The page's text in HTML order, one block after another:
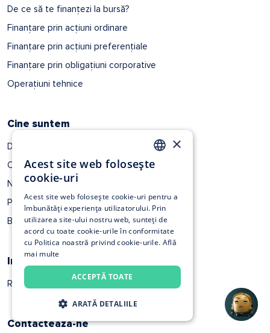
De ce să te finanțezi la bursă?
Finanțare prin acțiuni ordinare
Finanțare prin acțiuni preferențiale
Finanțare prin obligațiuni corporative
Operațiuni tehnice
Cine suntem
Despre noi
Cariere
Noutăți
Press Room
Blog
Info legale
Reglementări legale
Contacteaza-ne
ROMANIAN
×
Acest site web folosește
cookie-uri
Acest site web folosește cookie-uri pentru a
îmbunătăți experiența utilizatorului. Prin
utilizarea site-ului nostru web, sunteți de
acord cu toate cookie-urile în conformitate
cu Politica noastră privind cookie-urile. Află
mai multe
ACCEPTĂ TOATE
ARATĂ DETALIILE